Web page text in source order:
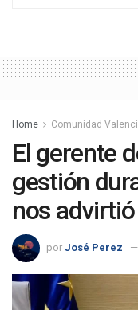
Home Comunidad
El gerente
gestión
nos
por José Perez